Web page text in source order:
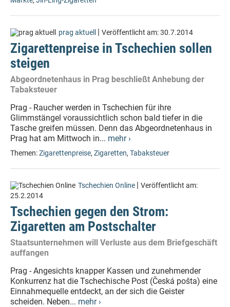
prag aktuell | Veröffentlicht am:30.7.2014
Zigarettenpreise in Tschechien sollen
steigen
Abgeordnetenhaus in Prag beschließt Anhebung der
Tabaksteuer
Prag - Raucher werden in Tschechien für ihre
Glimmstängel voraussichtlich schon bald tiefer in die
Tasche greifen müssen. Denn das Abgeordnetenhaus in
Prag hat am Mittwoch in... mehr ›
Themen:Zigarettenpreise, Zigaretten, Tabaksteuer
Tschechien Online | Veröffentlicht am:
25.2.2014
Tschechien gegen den Strom:
Zigaretten am Postschalter
Staatsunternehmen will Verluste aus dem Briefgeschäft
auffangen
Prag - Angesichts knapper Kassen und zunehmender
Konkurrenz hat die Tschechische Post (Česká pošta) eine
Einnahmequelle entdeckt, an der sich die Geister
scheiden. Neben... mehr ›